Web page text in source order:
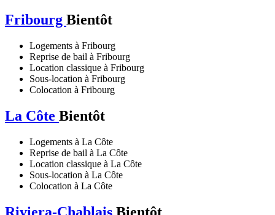
Fribourg Bientôt
Logements à Fribourg
Reprise de bail à Fribourg
Location classique à Fribourg
Sous-location à Fribourg
Colocation à Fribourg
La Côte Bientôt
Logements à La Côte
Reprise de bail à La Côte
Location classique à La Côte
Sous-location à La Côte
Colocation à La Côte